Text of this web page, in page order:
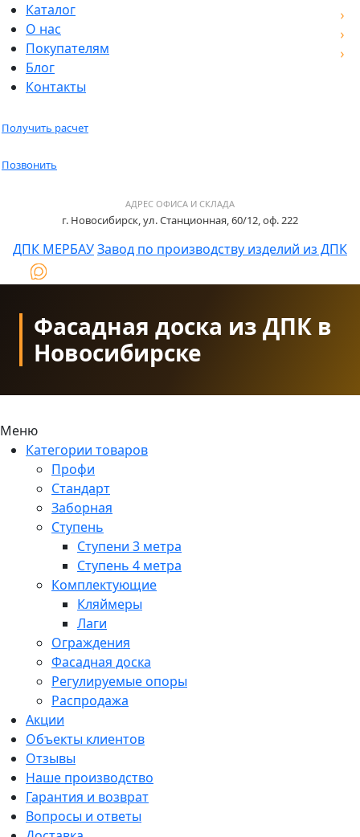
Каталог
О нас
Покупателям
Блог
Контакты
Получить расчет
Позвонить
АДРЕС ОФИСА И СКЛАДА
г. Новосибирск, ул. Станционная, 60/12, оф. 222
ДПК МЕРБАУЗавод по производству изделий из ДПК
Фасадная доска из ДПК в
Новосибирске
Меню
Категории товаров
Профи
Стандарт
Заборная
Ступень
Ступени 3 метра
Ступень 4 метра
Комплектующие
Кляймеры
Лаги
Ограждения
Фасадная доска
Регулируемые опоры
Распродажа
Акции
Объекты клиентов
Отзывы
Наше производство
Гарантия и возврат
Вопросы и ответы